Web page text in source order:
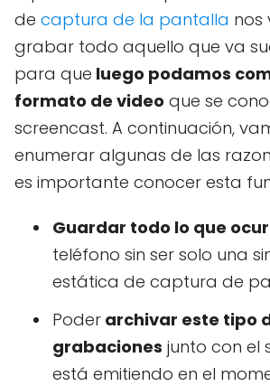
de captura de la pantalla nos
grabar todo aquello que va
para que luego podamos
formato de video que se
screencast. A continuación,
enumerar algunas de las
es importante conocer esta
Guardar todo lo que
teléfono sin ser solo una
estática de captura de
Poder archivar este tipo
grabaciones junto con el
está emitiendo en el